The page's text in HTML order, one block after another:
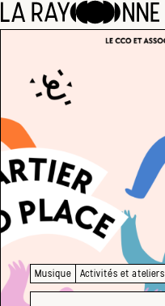
Musique Activités et ateliers